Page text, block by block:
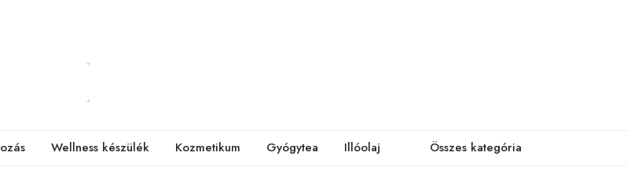
Wellness készülék Kozmetikum Gyógytea Illóolaj Összes kategória